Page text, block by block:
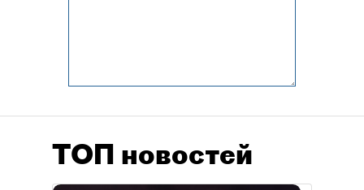
ТОП новостей